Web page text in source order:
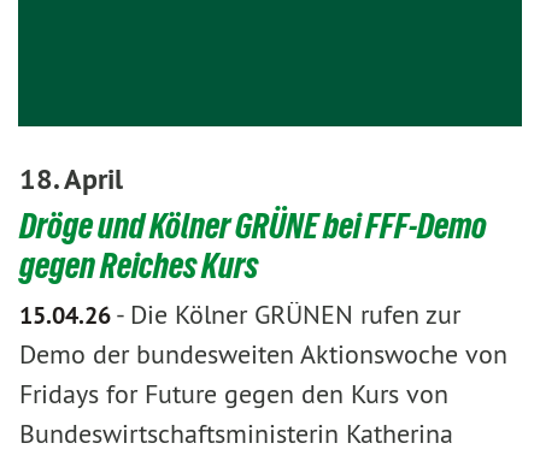
18. April
Dröge und Kölner GRÜNE bei FFF-Demo
gegen Reiches Kurs
15.04.26- Die Kölner GRÜNEN rufen zur
Demo der bundesweiten Aktionswoche von
Fridays for Future gegen den Kurs von
Bundeswirtschaftsministerin Katherina